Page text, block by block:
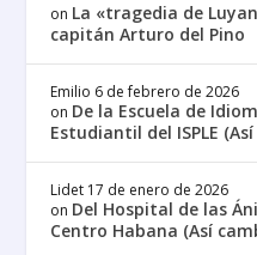
on La «tragedia de
capitán Arturo del Pino
Emilio 6 de febrero de 2026
on De la Escuela de
Estudiantil del ISPLE
Lidet 17 de enero de 2026
on Del Hospital de las
Centro Habana (Así